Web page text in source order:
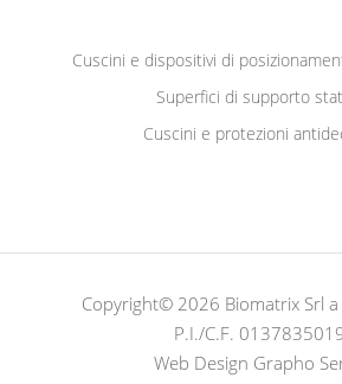
Cuscini e dispositivi di
Superfici di supporto
Cuscini e protezioni
Copyright© 2026 Biomatrix Srl
P.I./C.F.
Web Design Grapho